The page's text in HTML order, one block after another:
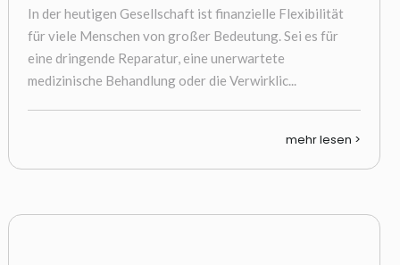
In der heutigen Gesellschaft ist finanzielle Flexibilität
für viele Menschen von großer Bedeutung. Sei es für
eine dringende Reparatur, eine unerwartete
medizinische Behandlung oder die Verwirklic...
mehr lesen >